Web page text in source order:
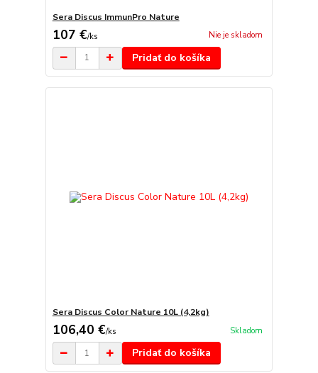
Sera Discus ImmunPro Nature
107 €/ks Nie je skladom
Pridať do košíka
Sera Discus Color Nature 10L (4,2kg)
106,40 €/ks Skladom
Pridať do košíka